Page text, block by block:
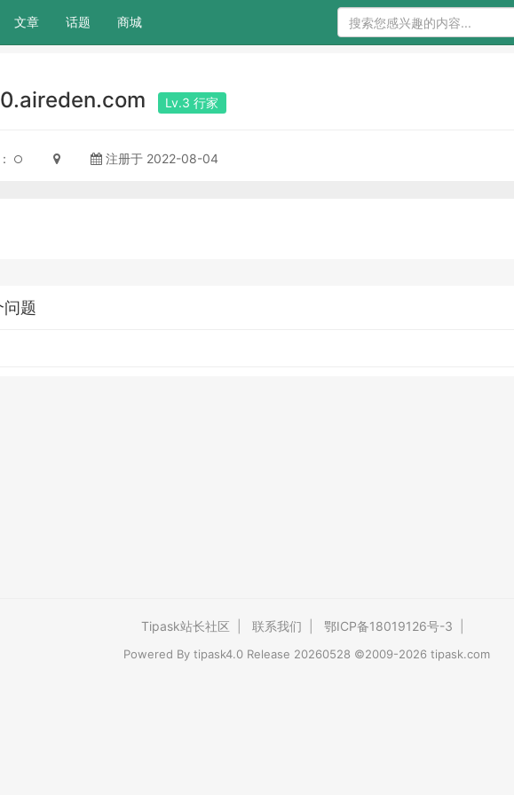
文章 话题 商城
Lv.3 行家
注册于 2022-08-04
题
Tipask站长社区 联系我们 鄂ICP备18019126号-3
Powered By tipask4.0Release 20260528 ©2009-2026 tipask.com